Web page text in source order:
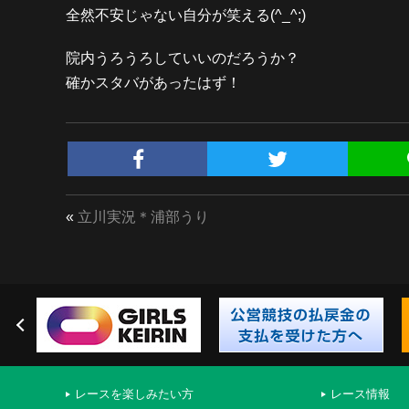
全然不安じゃない自分が笑える(^_^;)
院内うろうろしていいのだろうか？
確かスタバがあったはず！
« 立川実況＊浦部うり
レースを楽しみたい方 レース情報